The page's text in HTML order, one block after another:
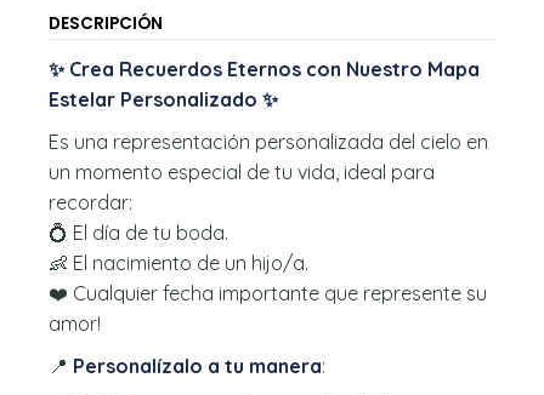
DESCRIPCIÓN
✨ Crea Recuerdos Eternos con Nuestro Mapa
Estelar Personalizado ✨
Es una representación personalizada del cielo en
un momento especial de tu vida, ideal para
recordar:
💍 El día de tu boda.
👶 El nacimiento de un hijo/a.
❤️ Cualquier fecha importante que represente su
amor!
📍 Personalízalo a tu manera: